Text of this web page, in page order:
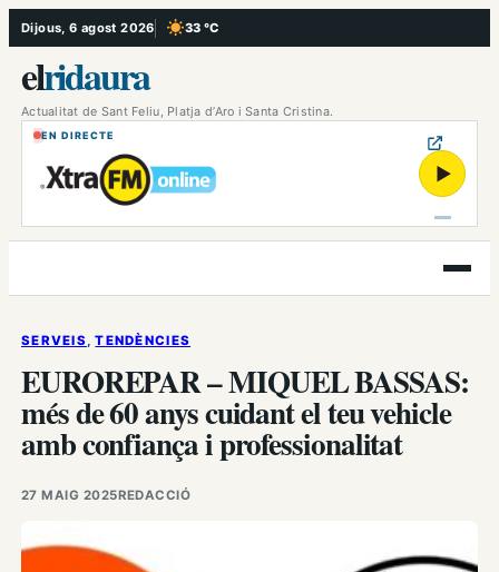
Vés
al
contingut
Dijous, 6 agost 2026 33 °C
, Cel serè
elridaura
Actualitat de Sant Feliu, Platja d’Aro i Santa Cristina.
EN DIRECTE
▶
Obre
el
SERVEIS, TENDÈNCIES
EUROREPAR – MIQUEL BASSAS:
més de 60 anys cuidant el teu vehicle
amb confiança i professionalitat
27 MAIG 2025REDACCIÓ